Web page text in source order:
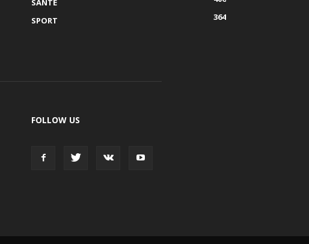
SANTE
SPORT
364
FOLLOW US